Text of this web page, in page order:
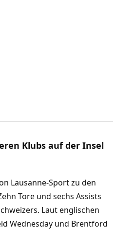
Klubs auf der Insel
Lausanne-Sport zu den
Tore und sechs Assists
Laut englischen
Wednesday und Brentford